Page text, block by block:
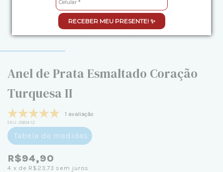
RECEBER MEU PRESENTE! ✨
Anel de Prata Esmaltado Coração
Turquesa II
1 avaliação
SKU: 21604-12
Tabela de medidas
R$94,90
4 x de R$23,73 sem juros